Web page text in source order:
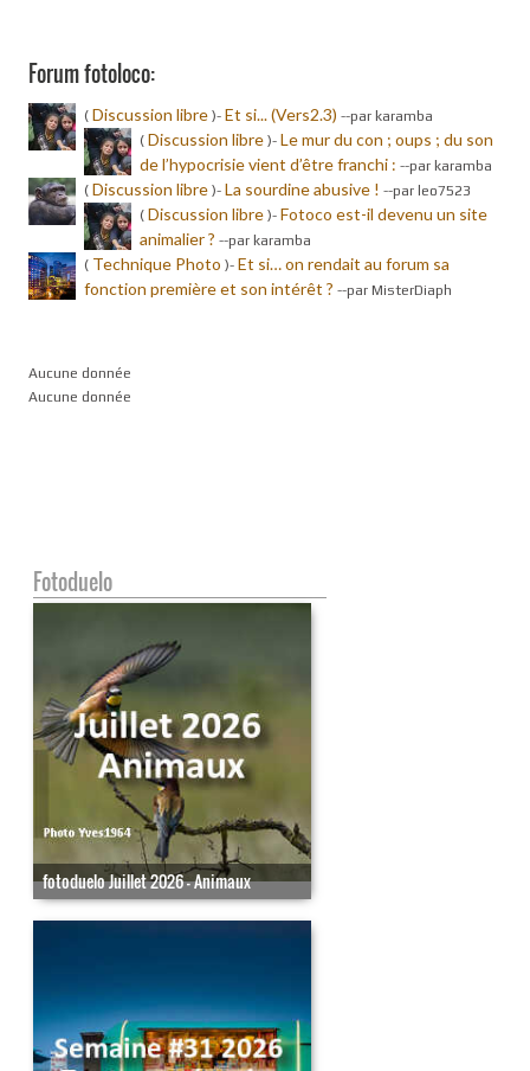
Forum fotoloco:
( Discussion libre )- Et si... (Vers2.3) --par karamba
( Discussion libre )- Le mur du con ; oups ; du son
de l’hypocrisie vient d’être franchi : --par karamba
( Discussion libre )- La sourdine abusive ! --par leo7523
( Discussion libre )- Fotoco est-il devenu un site
animalier ? --par karamba
( Technique Photo )- Et si… on rendait au forum sa
fonction première et son intérêt ? --par MisterDiaph
Aucune donnée
Aucune donnée
Fotoduelo
fotoduelo Juillet 2026 - Animaux